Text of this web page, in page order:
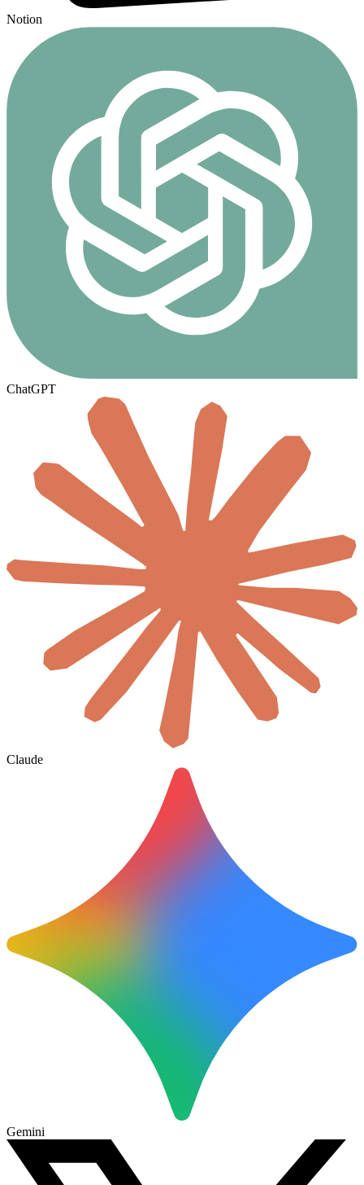
Notion
ChatGPT
Claude
Gemini